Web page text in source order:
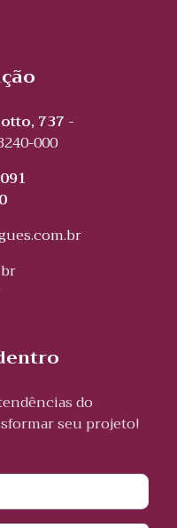
737 -
000
do
seu projeto!